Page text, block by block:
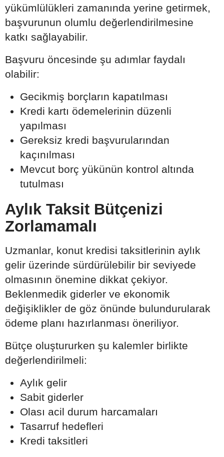
yükümlülükleri zamanında yerine getirmek,
başvurunun olumlu değerlendirilmesine
katkı sağlayabilir.
Başvuru öncesinde şu adımlar faydalı
olabilir:
Gecikmiş borçların kapatılması
Kredi kartı ödemelerinin düzenli
yapılması
Gereksiz kredi başvurularından
kaçınılması
Mevcut borç yükünün kontrol altında
tutulması
Aylık Taksit Bütçenizi
Zorlamamalı
Uzmanlar, konut kredisi taksitlerinin aylık
gelir üzerinde sürdürülebilir bir seviyede
olmasının önemine dikkat çekiyor.
Beklenmedik giderler ve ekonomik
değişiklikler de göz önünde bulundurularak
ödeme planı hazırlanması öneriliyor.
Bütçe oluştururken şu kalemler birlikte
değerlendirilmeli:
Aylık gelir
Sabit giderler
Olası acil durum harcamaları
Tasarruf hedefleri
Kredi taksitleri